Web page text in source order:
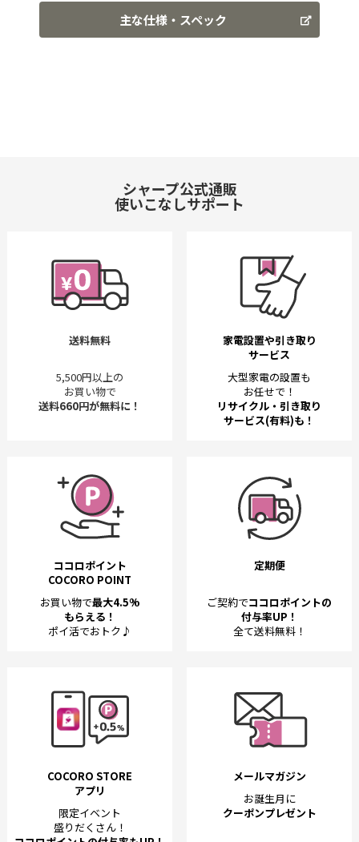
主な仕様・スペック
シャープ公式通販
使いこなしサポート
送料無料
5,500円以上の
お買い物で
送料660円が無料に！
家電設置や引き取り
サービス
大型家電の設置も
お任せで！
リサイクル・引き取り
サービス(有料)も！
ココロポイント
COCORO POINT
お買い物で最大4.5%
もらえる！
ポイ活でおトク♪
定期便
ご契約でココロポイントの
付与率UP！
全て送料無料！
COCORO STORE
アプリ
限定イベント
盛りだくさん！
メールマガジン
お誕生月に
クーポンプレゼント